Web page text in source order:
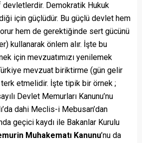
devletlerdir. Demokratik Hukuk
için güçlüdür. Bu güçlü devlet hem
hem de gerektiğinde sert gücünü
kullanarak önlem alır. İşte bu
için mevzuatımızı yenilemek
mevzuat biriktirme (gün gelir
terk etmelidir. İşte tipik bir örnek ;
Devlet Memurları Kanunu’nu
dahi Meclis-i Mebusan’dan
geçici kaydı ile Bakanlar Kurulu
Muhakematı Kanunu’nu da